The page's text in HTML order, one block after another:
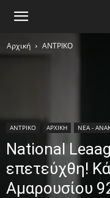
Αρχική ΑΝTΡΙΚΟ
ΑΝTΡΙΚΟ ΑΡΧΙΚΗ ΝΕΑ -
National
επετεύχθη!
Αμαρουσίου